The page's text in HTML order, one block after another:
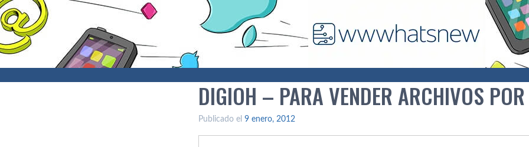
DIGIOH – PARA VENDER ARCHIVOS POR
Publicado el 9 enero, 2012